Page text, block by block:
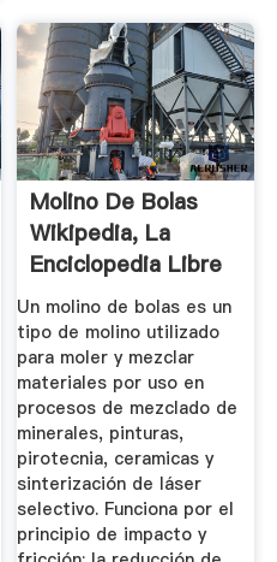
Molino De Bolas
Wikipedia, La
Enciclopedia Libre
Un molino de bolas es un
tipo de molino utilizado
para moler y mezclar
materiales por uso en
procesos de mezclado de
minerales, pinturas,
pirotecnia, ceramicas y
sinterización de láser
selectivo. Funciona por el
principio de impacto y